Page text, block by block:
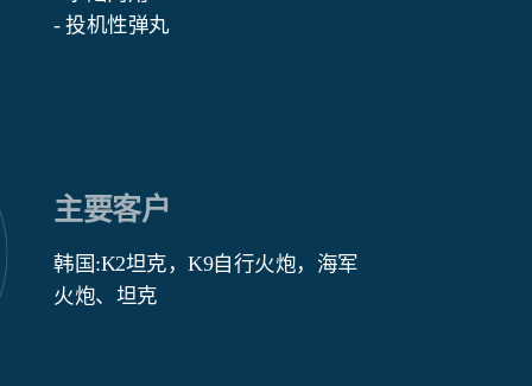
- 投机性弹丸
主要客户
韩国:K2坦克，K9自行火炮，海军
火炮、坦克